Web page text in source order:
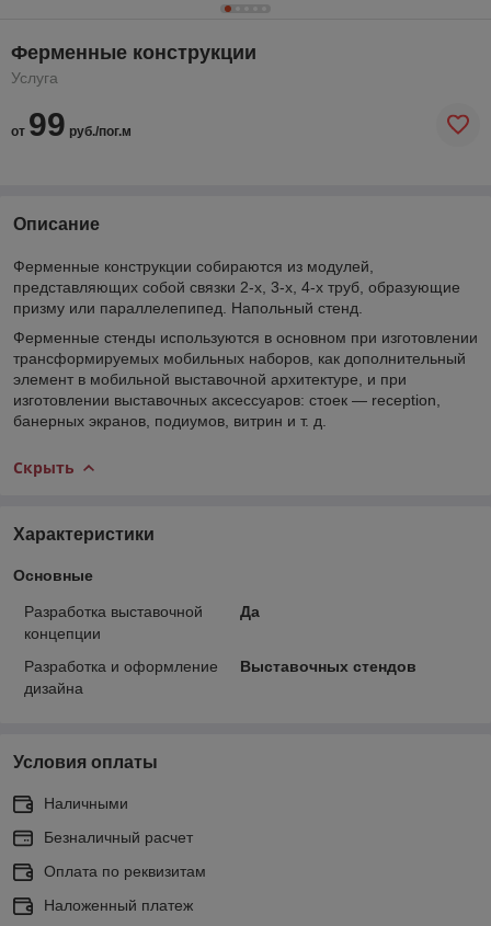
Ферменные конструкции
Услуга
от 99 руб./пог.м
Описание
Ферменные конструкции собираются из модулей,
представляющих собой связки 2-х, 3-х, 4-х труб, образующие
призму или параллелепипед. Напольный стенд.
Ферменные стенды используются в основном при изготовлении
трансформируемых мобильных наборов, как дополнительный
элемент в мобильной выставочной архитектуре, и при
изготовлении выставочных аксессуаров: стоек — reception,
банерных экранов, подиумов, витрин и т. д.
Скрыть
Характеристики
Основные
Разработка выставочной
концепции
Да
Разработка и оформление
дизайна
Выставочных стендов
Условия оплаты
Наличными
Безналичный расчет
Оплата по реквизитам
Наложенный платеж